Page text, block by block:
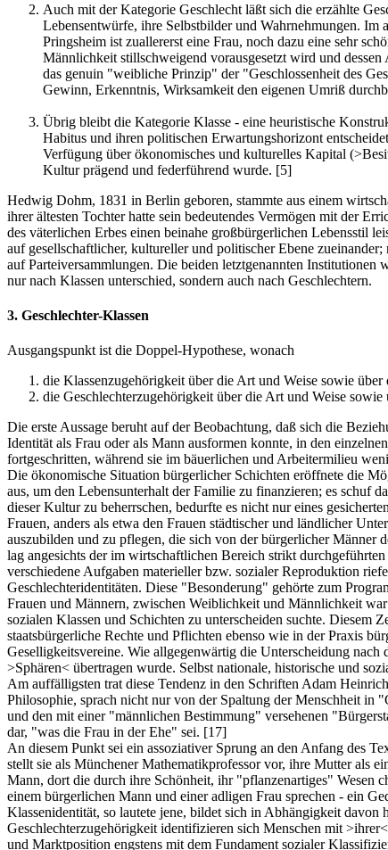
Auch mit der Kategorie Geschlecht läßt sich die erzählte
Lebensentwürfe, ihre Selbstbilder und Wahrnehmungen.
Pringsheim ist zuallererst eine Frau, noch dazu eine sehr
Männlichkeit stillschweigend vorausgesetzt wird und
das genuin "weibliche Prinzip" der "Geschlossenheit des
Gewinn, Erkenntnis, Wirksamkeit den eigenen Umriß
Übrig bleibt die Kategorie Klasse - eine heuristische
Habitus und ihren politischen Erwartungshorizont
Verfügung über ökonomisches und kulturelles Kapital
Kultur prägend und federführend wurde. [5]
Hedwig Dohm, 1831 in Berlin geboren, stammte aus einem
ihrer ältesten Tochter hatte sein bedeutendes Vermögen mit der
des väterlichen Erbes einen beinahe großbürgerlichen Lebensstil
auf gesellschaftlicher, kultureller und politischer Ebene
auf Parteiversammlungen. Die beiden letztgenannten
nur nach Klassen unterschied, sondern auch nach Geschlechtern.
3. Geschlechter-Klassen
Ausgangspunkt ist die Doppel-Hypothese, wonach
die Klassenzugehörigkeit über die Art und Weise sowie
die Geschlechterzugehörigkeit über die Art und Weise
Die erste Aussage beruht auf der Beobachtung, daß sich die
Identität als Frau oder als Mann ausformen konnte, in den
fortgeschritten, während sie im bäuerlichen und Arbeitermilieu
Die ökonomische Situation bürgerlicher Schichten eröffnete die
aus, um den Lebensunterhalt der Familie zu finanzieren; es schuf
dieser Kultur zu beherrschen, bedurfte es nicht nur eines
Frauen, anders als etwa den Frauen städtischer und ländlicher
auszubilden und zu pflegen, die sich von der bürgerlicher Männer
lag angesichts der im wirtschaftlichen Bereich strikt
verschiedene Aufgaben materieller bzw. sozialer Reproduktion
Geschlechteridentitäten. Diese "Besonderung" gehörte zum
Frauen und Männern, zwischen Weiblichkeit und Männlichkeit
sozialen Klassen und Schichten zu unterscheiden suchte. Diesem
staatsbürgerliche Rechte und Pflichten ebenso wie in der Praxis
Geselligkeitsvereine. Wie allgegenwärtig die Unterscheidung nach
>Sphären< übertragen wurde. Selbst nationale, historische und
Am auffälligsten trat diese Tendenz in den Schriften Adam
Philosophie, sprach nicht nur von der Spaltung der Menschheit in
und den mit einer "männlichen Bestimmung" versehenen
dar, "was die Frau in der Ehe" sei. [17]
An diesem Punkt sei ein assoziativer Sprung an den Anfang des
stellt sie als Münchener Mathematikprofessor vor, ihre Mutter als
Mann, dort die durch ihre Schönheit, ihr "pflanzenartiges" Wesen
einem bürgerlichen Mann und einer adligen Frau sprechen - ein
Klassenidentität, so lautete jene, bildet sich in Abhängigkeit davon
Geschlechterzugehörigkeit identifizieren sich Menschen mit
und Marktposition engstens mit dem Fundament sozialer